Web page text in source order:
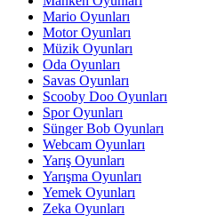
Mario Oyunları
Motor Oyunları
Müzik Oyunları
Oda Oyunları
Savas Oyunları
Scooby Doo Oyunları
Spor Oyunları
Sünger Bob Oyunları
Webcam Oyunları
Yarış Oyunları
Yarışma Oyunları
Yemek Oyunları
Zeka Oyunları